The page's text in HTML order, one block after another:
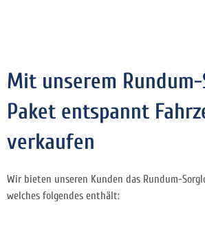
Mit unserem
Paket entspannt
verkaufen
Wir bieten unseren Kunden das Rundum-
welches folgendes enthält: